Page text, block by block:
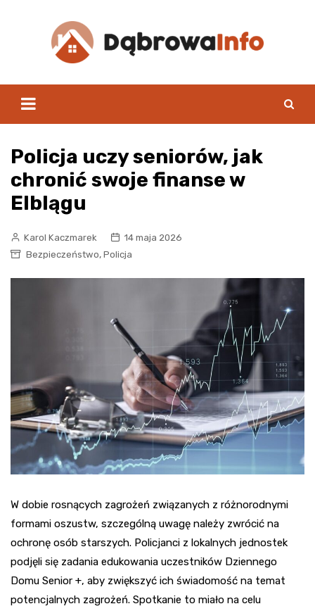
Policja uczy seniorów, jak
chronić swoje finanse w
Elblągu
Karol Kaczmarek
14 maja 2026
Bezpieczeństwo, Policja
W dobie rosnących zagrożeń związanych z różnorodnymi
formami oszustw, szczególną uwagę należy zwrócić na
ochronę osób starszych. Policjanci z lokalnych jednostek
podjęli się zadania edukowania uczestników Dziennego
Domu Senior +, aby zwiększyć ich świadomość na temat
potencjalnych zagrożeń. Spotkanie to miało na celu